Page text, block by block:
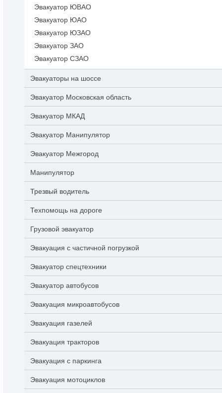
Эвакуатор ЮВАО
Эвакуатор ЮАО
Эвакуатор ЮЗАО
Эвакуатор ЗАО
Эвакуатор СЗАО
Эвакуаторы на шоссе
Эвакуатор Московская область
Эвакуатор МКАД
Эвакуатор Манипулятор
Эвакуатор Межгород
Манипулятор
Трезвый водитель
Техпомощь на дороге
Грузовой эвакуатор
Эвакуация с частичной погрузкой
Эвакуатор спецтехники
Эвакуатор автобусов
Эвакуация микроавтобусов
Эвакуация газелей
Эвакуация тракторов
Эвакуация с паркинга
Эвакуация мотоциклов